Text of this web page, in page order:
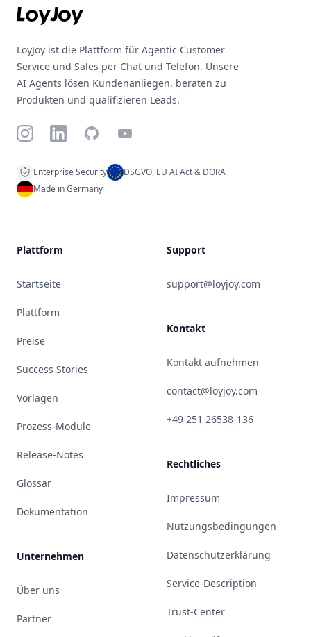
LoyJoy ist die Plattform für Agentic Customer
Service und Sales per Chat und Telefon. Unsere
AI Agents lösen Kundenanliegen, beraten zu
Produkten und qualifizieren Leads.
InstagramLinkedInGitHubYouTube
Enterprise Security
DSGVO, EU AI Act & DORA
Made in Germany
Plattform
Startseite
Plattform
Preise
Success Stories
Vorlagen
Prozess-Module
Release-Notes
Glossar
Dokumentation
Unternehmen
Über uns
Partner
Support
support@loyjoy.com
Kontakt
Kontakt aufnehmen
contact@loyjoy.com
+49 251 26538-136
Rechtliches
Impressum
Nutzungsbedingungen
Datenschutzerklärung
Service-Description
Trust-Center